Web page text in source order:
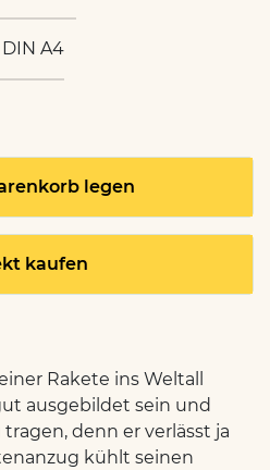
DIN A4
legen
kaufen
Rakete ins Weltall
ausgebildet sein und
denn er verlässt ja
kühlt seinen